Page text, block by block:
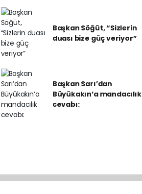
Başkan Söğüt, “Sizlerin
duası bize güç veriyor”
Başkan Sarı’dan
Büyükakın’a mandacılık
cevabı: